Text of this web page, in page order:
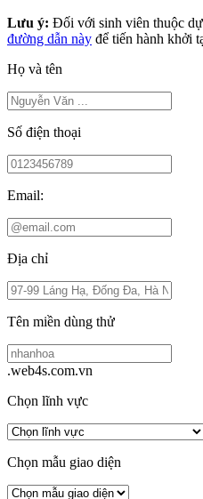
Lưu ý: Đối với sinh viên thuộc
đường dẫn này để tiến hành khởi
Họ và tên
Số điện thoại
Email:
Địa chỉ
Tên miền dùng thử
.web4s.com.vn
Chọn lĩnh vực
Chọn mẫu giao diện